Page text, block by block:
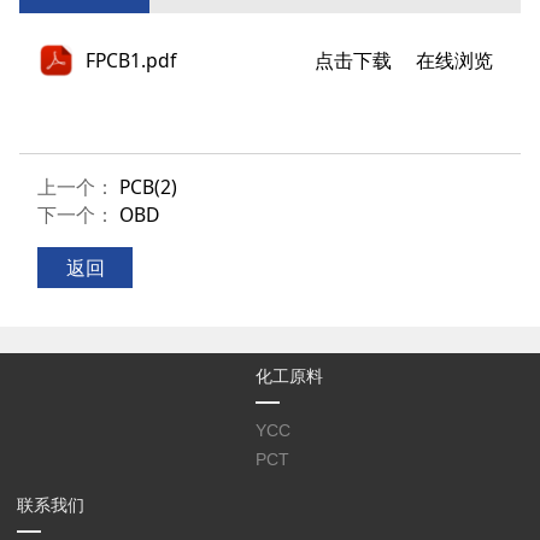
FPCB1.pdf 点击下载 在线浏览
上一个： PCB(2)
下一个： OBD
返回
化工原料
YCC
PCT
联系我们